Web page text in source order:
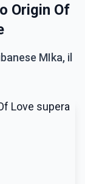
Origin Of
MIka, il